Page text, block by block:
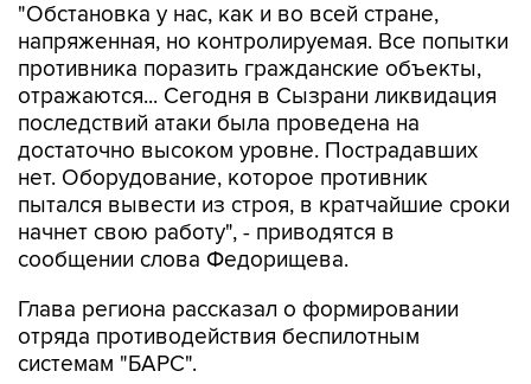
"Обстановка у нас, как и во всей стране,
напряженная, но контролируемая. Все попытки
противника поразить гражданские объекты,
отражаются... Сегодня в Сызрани ликвидация
последствий атаки была проведена на
достаточно высоком уровне. Пострадавших
нет. Оборудование, которое противник
пытался вывести из строя, в кратчайшие сроки
начнет свою работу", - приводятся в
сообщении слова Федорищева.
Глава региона рассказал о формировании
отряда противодействия беспилотным
системам "БАРС".